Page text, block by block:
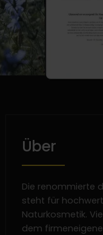
Über
Die renommierte
steht für
Naturkosmetik.
dem